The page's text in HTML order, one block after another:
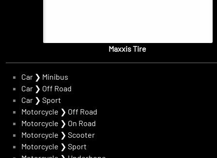
Maxxis Tire
Car ❯ Minibus
Car ❯ Off Road
Car ❯ Sport
Motorcycle ❯ Off Road
Motorcycle ❯ On Road
Motorcycle ❯ Scooter
Motorcycle ❯ Sport